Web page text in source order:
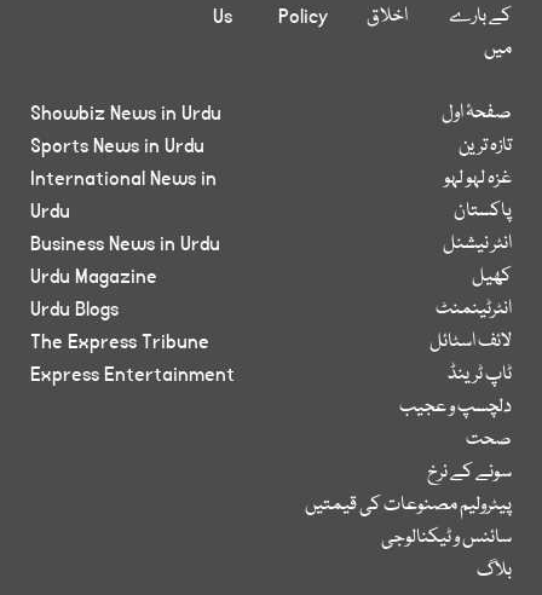
کے بارے
میں
اخلاق
Policy
Us
صفحۂ اول
تازہ ترین
غزہ لہو لہو
پاکستان
انٹر نیشنل
کھیل
انٹرٹینمنٹ
لائف اسٹائل
ٹاپ ٹرینڈ
دلچسپ و عجیب
صحت
سونے کے نرخ
پیٹرولیم مصنوعات کی قیمتیں
سائنس و ٹیکنالوجی
بلاگ
Showbiz News in Urdu
Sports News in Urdu
International News in
Urdu
Business News in Urdu
Urdu Magazine
Urdu Blogs
The Express Tribune
Express Entertainment